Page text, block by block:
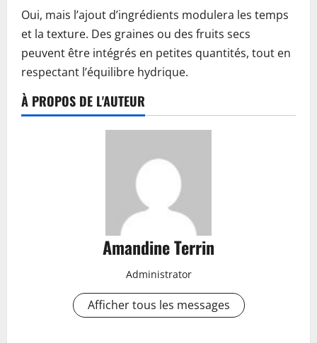
Oui, mais l’ajout d’ingrédients modulera les temps
et la texture. Des graines ou des fruits secs
peuvent être intégrés en petites quantités, tout en
respectant l’équilibre hydrique.
À PROPOS DE L'AUTEUR
Amandine Terrin
Administrator
Afficher tous les messages